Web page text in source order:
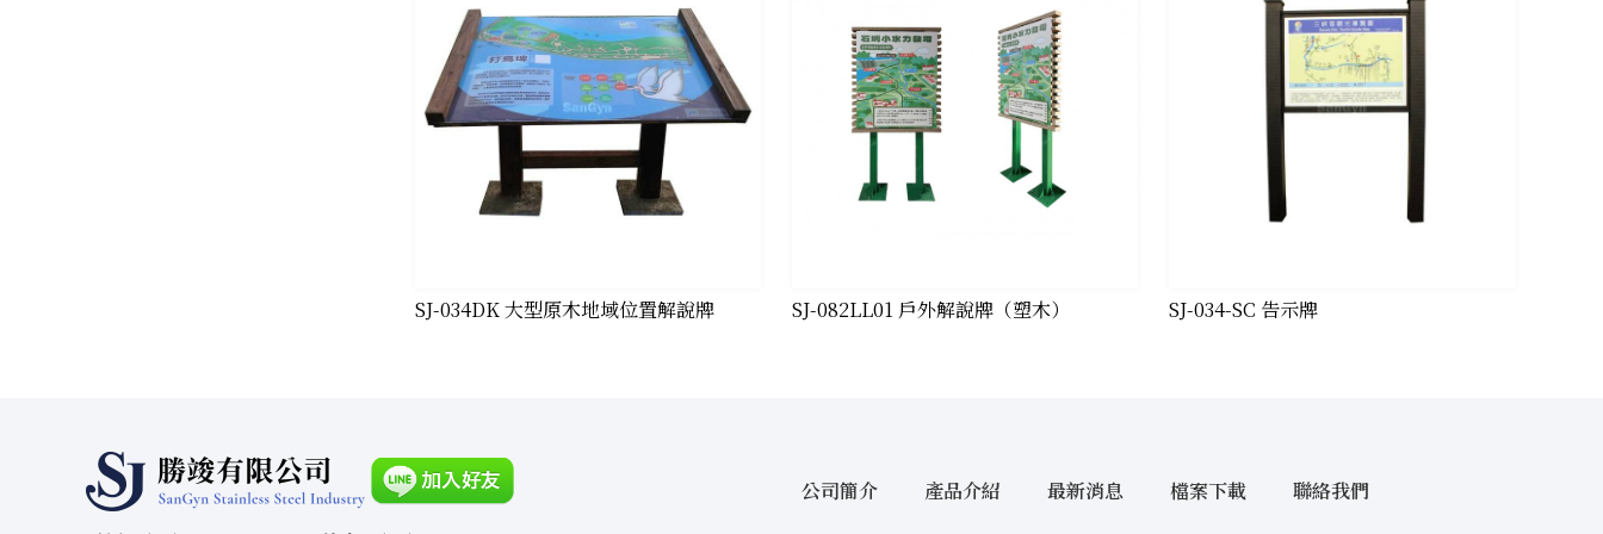
​SJ-034DK 大型原木地域位置解說牌 SJ-082LL01 戶外解說牌（塑木） ​SJ-034-SC 告示牌
公司簡介 產品介紹 最新消息 檔案下載 聯絡我們